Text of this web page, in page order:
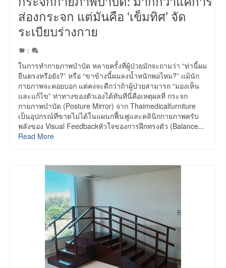
ส่องกระจก แต่มันคือ ‘เข็มทิศ’ จัด
ระเบียบร่างกาย
|
ในการทำกายภาพบำบัด หลายครั้งที่ผู้ป่วยมักจะถามว่า “ท่านี้ผม
ยืนตรงหรือยัง?” หรือ “ขาข้างนี้ผมลงน้ำหนักพอไหม?” แม้นัก
กายภาพจะคอยบอก แต่คงจะดีกว่าถ้าผู้ป่วยสามารถ “มองเห็น
และแก้ไข” ท่าทางของตัวเองได้ทันทีนี่คือเหตุผลที่ กระจก
กายภาพบำบัด (Posture Mirror) จาก Thaimedicalfurniture
เป็นอุปกรณ์ที่ขาดไม่ได้ในแผนกฟื้นฟูและคลินิกกายภาพครับ
พลังของ Visual Feedbackหัวใจของการฝึกทรงตัว (Balance...
Read More